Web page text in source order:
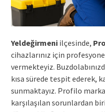
Yeldeğirmeniilçesinde,
cihazlarınız için
vermekteyiz.
kısa sürede tespit ederek,
sunmaktayız. Profilo
karşılaşılan sorunlardan